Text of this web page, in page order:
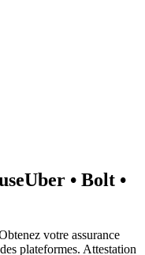
Uber • Bolt •
votre assurance
plateformes. Attestation